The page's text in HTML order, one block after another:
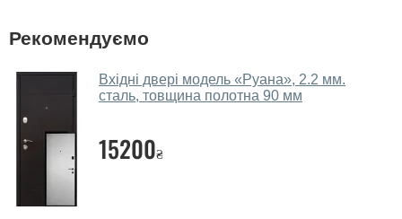
Так, у нас великий вибір міжкімнатних та вхідних
Чи допомагаєте ви вибрати двері
Так. Ми консультуємо покупців
месенджери, онлайн-чат або безпосередньо в нашому
Рекомендуємо
Вхідні двері модель «Руана», 2.2 мм.
сталь, товщина полотна 90 мм
15200₴